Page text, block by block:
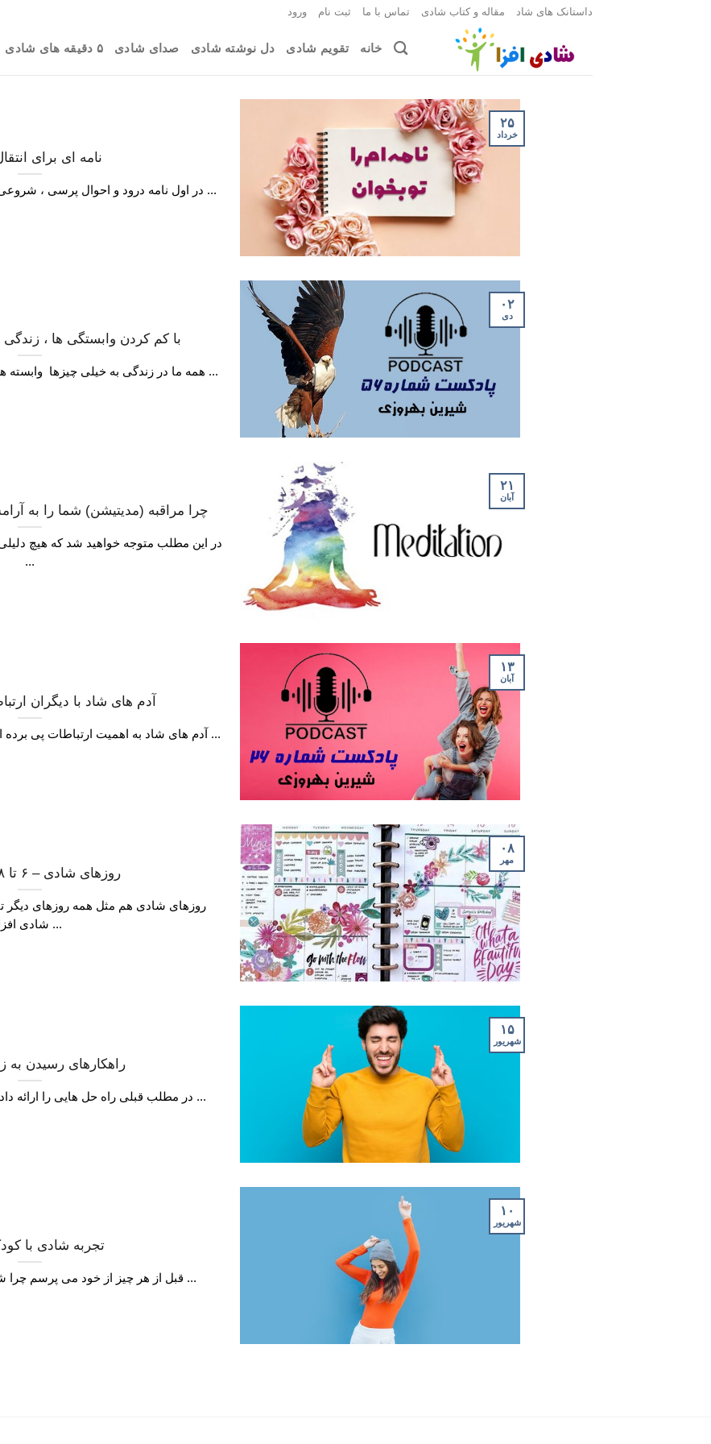
داستانک های شاد مقاله و کتاب شادی تماس با ما ثبت نام ورود
خانه تقویم شادی دل نوشته شادی صدای شادی ۵ دقیقه های شادی
نامه ای برای
در اول نامه درود و احوال پرسی ، شروعی زیبا برای شروع شادی و انتقال ...
۲۵
خرداد
با کم کردن وابستگی ها ، زندگی
همه ما در زندگی به خیلی چیزها وابسته هستیم که بعضی زمان ها وقتی به ...
۰۲
دی
چرا مراقبه (مدیتیشن) شما را به
در این مطلب متوجه خواهید شد که هیچ
...
۲۱
آبان
آدم های شاد با دیگران
آدم های شاد به اهمیت ارتباطات پی برده اند و مهمترین دلیل شادی آنها هم ...
۱۳
آبان
روزهای شادی – ۶ تا ۸ مهر ۱۳۹۹
روزهای شادی هم مثل همه روزهای دیگر
شادی افزا ...
۰۸
مهر
راهکارهای رسیدن به
در مطلب قبلی راه حل هایی را ارائه دادم که با دنبال کردن آنها بتوانید ...
۱۵
شهریور
تجربه شادی با
قبل از هر چیز از خود می ­پرسم چرا شادی؟ چرا ما آدمها اصرار بر ...
۱۰
شهریور